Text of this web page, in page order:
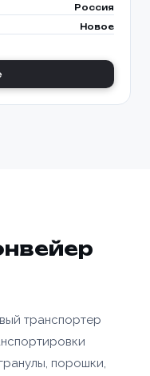
Россия
Новое
транспортер
порошки,